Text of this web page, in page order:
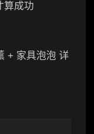
算成功
+ 家具泡泡 详